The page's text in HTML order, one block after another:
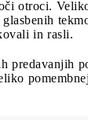
otroci.
in rasli.
predavanjih